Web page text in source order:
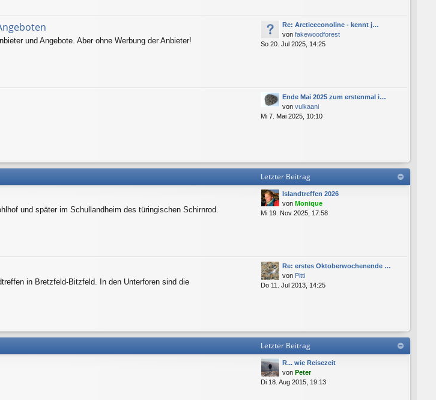
und Angebote. Aber ohne Werbung der Anbieter!
Re: Arcticeconoline - kennt j…
von fakewoodforest
So 20. Jul 2025, 14:25
Ende Mai 2025 zum erstenmal i…
von vulkaani
Mi 7. Mai 2025, 10:10
Letzter Beitrag
und später im Schullandheim des türingischen Schirnrod.
Islandtreffen 2026
von Monique
Mi 19. Nov 2025, 17:58
in Bretzfeld-Bitzfeld. In den Unterforen sind die
Re: erstes Oktoberwochenende …
von Pitti
Do 11. Jul 2013, 14:25
Letzter Beitrag
R... wie Reisezeit
von Peter
Di 18. Aug 2015, 19:13